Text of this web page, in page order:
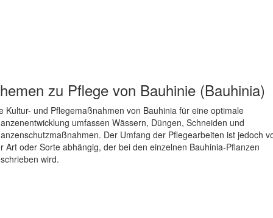
zu Pflege von Bauhinie (Bauhinia)
Kultur- und Pflegemaßnahmen von Bauhinia für eine optimale
umfassen Wässern, Düngen, Schneiden und
Der Umfang der Pflegearbeiten ist jedoch
Art oder Sorte abhängig, der bei den einzelnen Bauhinia-Pflanzen
wird.